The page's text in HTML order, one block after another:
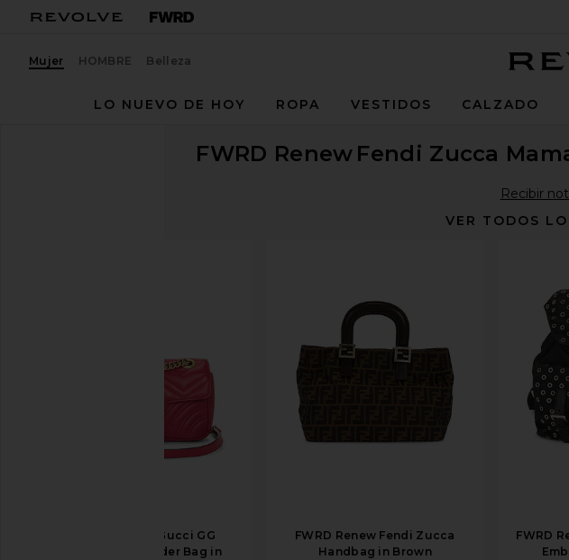
Mujer HOMBRE Belleza
LO NUEVO DE HOY
ROPA VESTIDOS CALZADO
FWRD Renew Fendi Zucca
Recibir
VER TODOS
FWRD Renew Gucci GG
Marmont Shoulder Bag in
FWRD Renew Fendi Zucca
Handbag in Brown
FWRD